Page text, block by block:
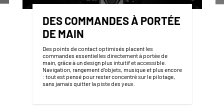
DES COMMANDES À PORTÉE
DE MAIN
Des points de contact optimisés placent les
commandes essentielles directement à portée de
main, grâce à un design plus intuitif et accessible.
Navigation, rangement d’objets, musique et plus encore
: tout est pensé pour rester concentré sur le pilotage,
sans jamais quitter la piste des yeux.